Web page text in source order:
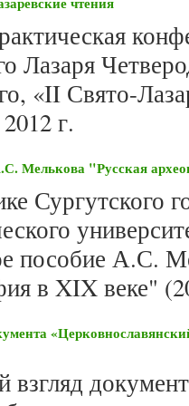
Лазаря
«II Свято-
г.
Мелькова "Русская
Сургутского
пособие А.С.
в XIX веке"
взгляд